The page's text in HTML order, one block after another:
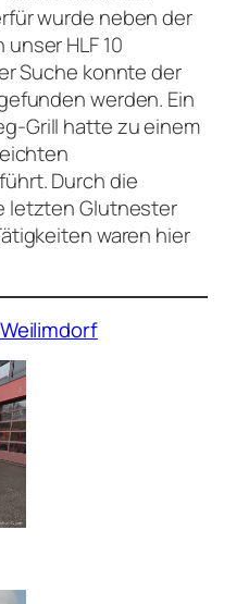
wurde neben der
HLF 10
Suche konnte der
werden. Ein
Grill hatte zu einem
Durch die
letzten Glutnester
waren hier